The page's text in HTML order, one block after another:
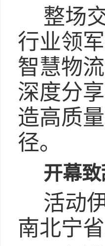
整场
行业领
智慧物
深度分
造高质
径。
开幕
活动
南北宁